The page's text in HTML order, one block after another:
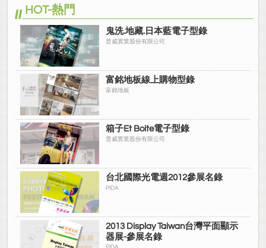
HOT-熱門
鬼洗.地藏.日本藍電子型錄
普威實業股份有限公司
富銘地板線上購物型錄
富銘地板
箱子Et Boite電子型錄
普威實業股份有限公司
台北國際光電週2012參展名錄
PIDA
2013 Display Taiwan台灣平面顯示
器展-參展名錄
PIDA